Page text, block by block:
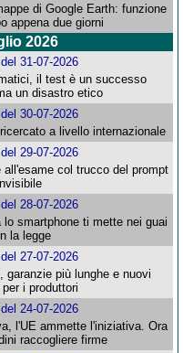
di Google Earth: funzione
appena due giorni
2026
31-07-2026
il test è un successo
un disastro etico
30-07-2026
a livello internazionale
29-07-2026
col trucco del prompt
28-07-2026
smartphone ti mette nei guai
la legge
27-07-2026
garanzie più lunghe e nuovi
i produttori
24-07-2026
l'UE ammette l'iniziativa. Ora
raccogliere firme